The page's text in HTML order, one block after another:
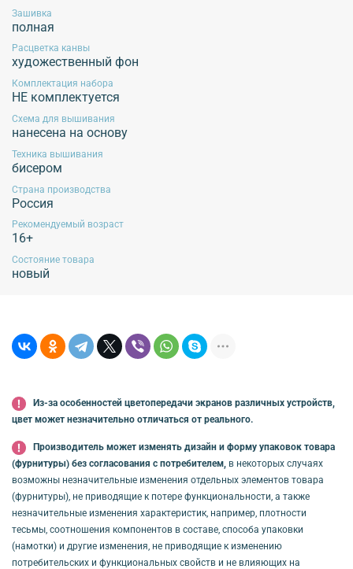
Зашивка
полная
Расцветка канвы
художественный фон
Комплектация набора
НЕ комплектуется
Схема для вышивания
нанесена на основу
Техника вышивания
бисером
Страна производства
Россия
Рекомендуемый возраст
16+
Состояние товара
новый
Из-за особенностей цветопередачи экранов различных устройств,
цвет может незначительно отличаться от реального.
Производитель может изменять дизайн и форму упаковок товара
(фурнитуры) без согласования с потребителем, в некоторых случаях
возможны незначительные изменения отдельных элементов товара
(фурнитуры), не приводящие к потере функциональности, а также
незначительные изменения характеристик, например, плотности
тесьмы, соотношения компонентов в составе, способа упаковки
(намотки) и другие изменения, не приводящие к изменению
потребительских и функциональных свойств и не влияющих на